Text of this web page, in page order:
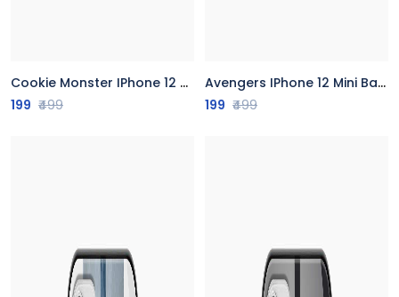
Cookie Monster IPhone 12 Mini Back Cover
199 ₹499
Avengers IPhone 12 Mini Back Cover
199 ₹499